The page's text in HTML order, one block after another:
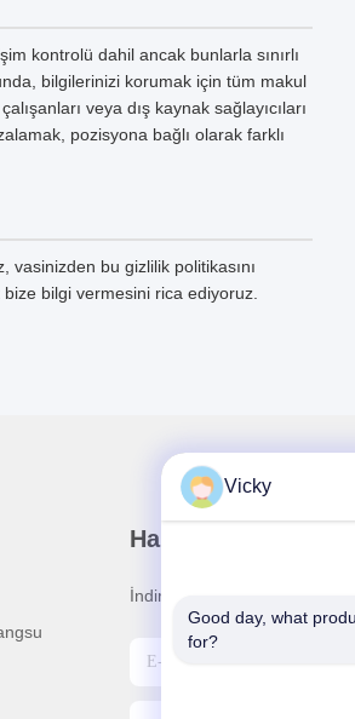
kontrolü dahil ancak bunlarla sınırlı
bilgilerinizi korumak için tüm makul
veya dış kaynak sağlayıcıları
pozisyona bağlı olarak farklı
bu gizlilik politikasını
bilgi vermesini rica ediyoruz.
Haber Bültenimiz
İndirimler ve daha fazlası
Vicky
Good day, what
for?